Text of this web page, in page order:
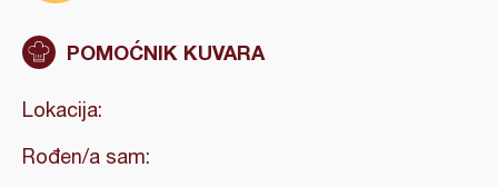
POMOĆNIK KUVARA
Lokacija:
Rođen/a sam: